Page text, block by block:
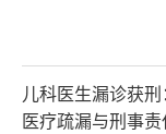
儿科医生漏诊获
医疗疏漏与刑事